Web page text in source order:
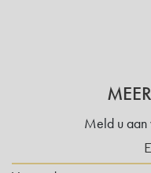
Meld u aan